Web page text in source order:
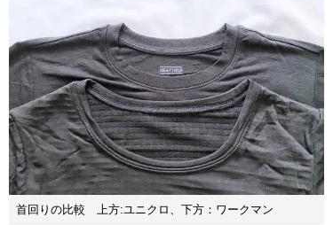
首回りの比較 上方:ユニクロ、下方：ワークマン